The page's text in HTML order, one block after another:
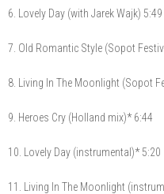
6. Lovely Day (with Jarek Wajk) 5:49
7. Old Romantic Style (Sopot
8. Living In The Moonlight (Sopot
9. Heroes Cry (Holland mix)* 6:44
10. Lovely Day (instrumental)* 5:20
11. Living In The Moonlight